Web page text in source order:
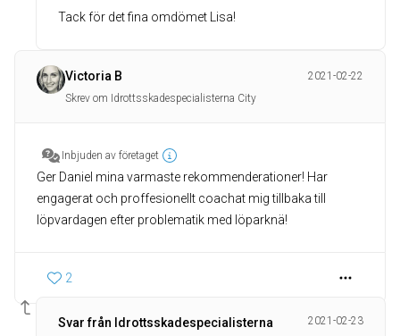
Tack för det fina omdömet Lisa!
Victoria B
2021-02-22
Skrev om Idrottsskadespecialisterna City
Inbjuden av företaget
Ger Daniel mina varmaste rekommenderationer! Har
engagerat och proffesionellt coachat mig tillbaka till
löpvardagen efter problematik med löparknä!
2
Svar från Idrottsskadespecialisterna
2021-02-23